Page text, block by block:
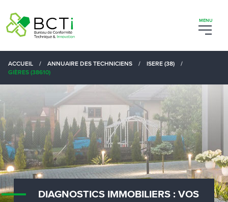
ACCUEIL / ANNUAIRE DES TECHNICIENS / ISERE (38)
/
GIÈRES (38610)
DIAGNOSTICS IMMOBILIERS : VOS